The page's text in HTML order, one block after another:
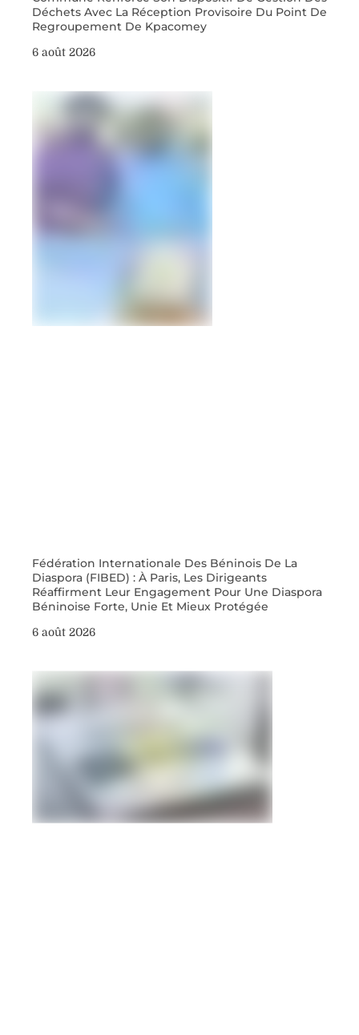
Déchets Avec La Réception Provisoire Du Point De
Regroupement De Kpacomey
6 août 2026
Fédération Internationale Des Béninois De La
Diaspora (FIBED) : À Paris, Les Dirigeants
Réaffirment Leur Engagement Pour Une Diaspora
Béninoise Forte, Unie Et Mieux Protégée
6 août 2026